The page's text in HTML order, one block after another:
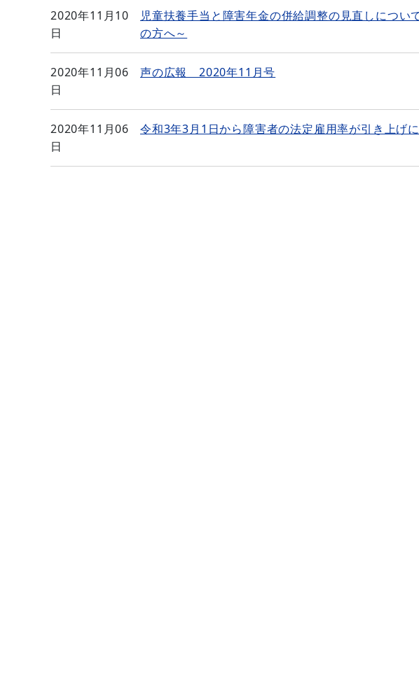
2020年11月10
日
児童扶養手当と障害年金の併給調整の見直しにつ
の方へ～
2020年11月06
日
声の広報 2020年11月号
2020年11月06
日
令和3年3月1日から障害者の法定雇用率が引き上げ